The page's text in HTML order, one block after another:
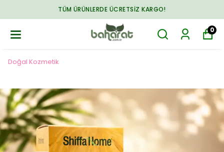
TÜM ÜRÜNLERDE ÜCRETSIZ KARGO!
0
Doğal Kozmetik